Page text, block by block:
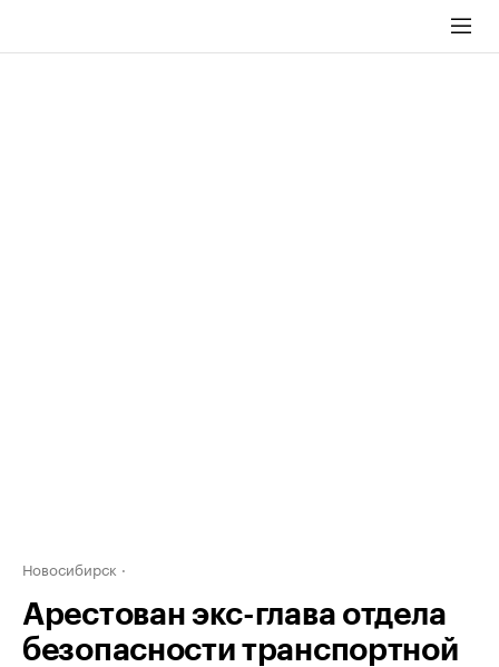
Новосибирск
Арестован экс-глава отдела
безопасности транспортной